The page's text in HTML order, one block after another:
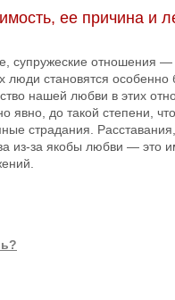
ее причина и
супружеские отношения —
люди становятся особенно
нашей любви в этих
явно, до такой степени,
страдания.
из-за якобы любви — это